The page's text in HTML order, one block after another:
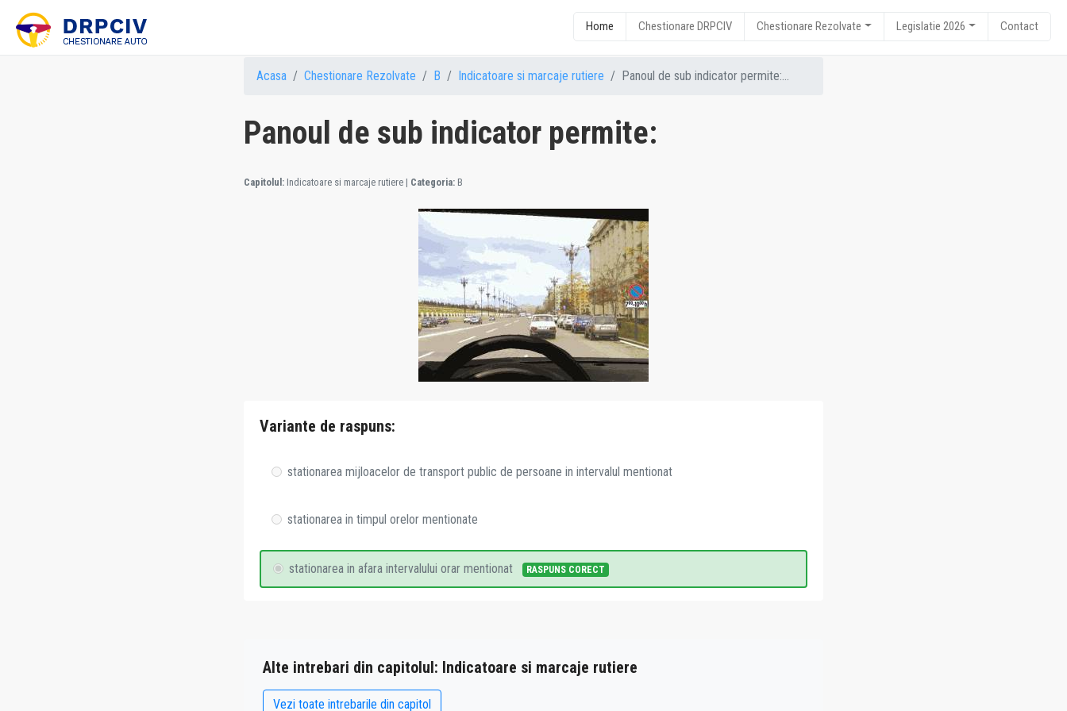
Home Chestionare DRPCIV Chestionare Rezolvate Legislatie 2026 Contact
Acasa Chestionare Rezolvate B Indicatoare si marcaje rutiere Panoul de sub indicator permite:...
Panoul de sub indicator permite:
Capitolul: Indicatoare si marcaje rutiere | Categoria: B
Variante de raspuns:
stationarea mijloacelor de transport public de persoane in intervalul mentionat
stationarea in timpul orelor mentionate
stationarea in afara intervalului orar mentionat RASPUNS CORECT
Alte intrebari din capitolul: Indicatoare si marcaje rutiere
Vezi toate intrebarile din capitol